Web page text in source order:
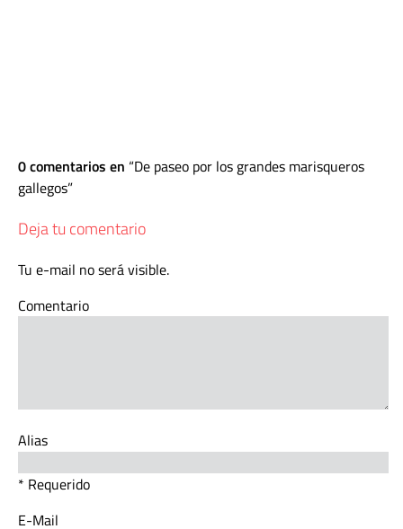
0 comentarios en De paseo por los grandes marisqueros
gallegos
Deja tu comentario
Tu e-mail no será visible.
Comentario
Alias
* Requerido
E-Mail